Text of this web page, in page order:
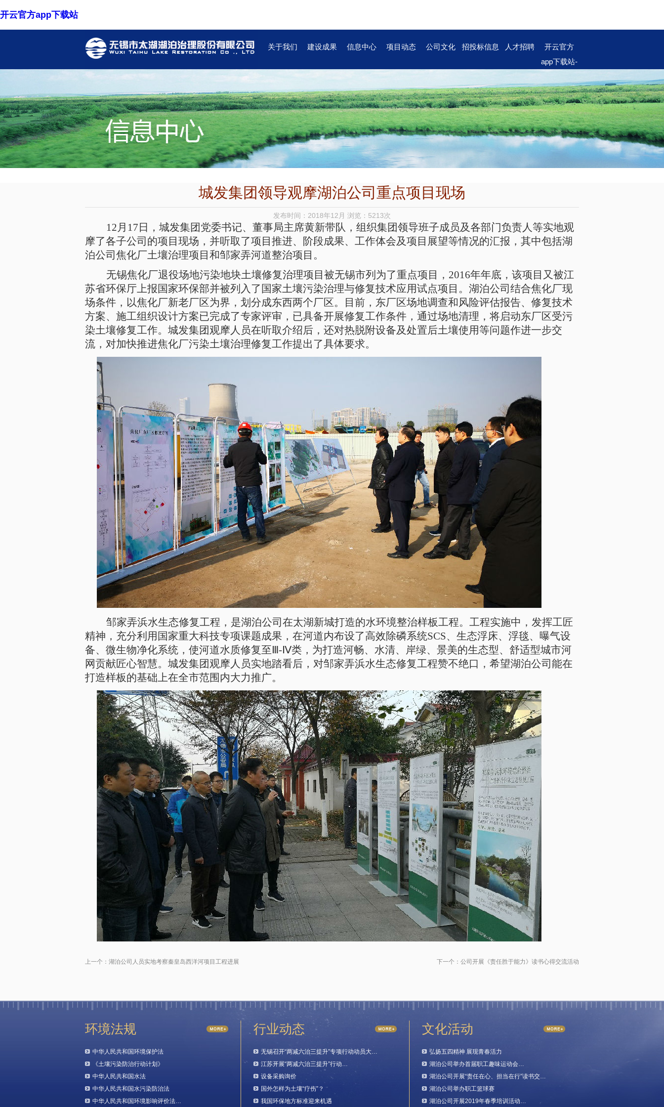
开云官方app下载站
关于我们 建设成果 信息中心 项目动态 公司文化 招投标信息 人才招聘
开云官方
app下载站-
国）
城发集团领导观摩湖泊公司重点项目现场
发布时间：2018年12月 浏览：5213次
12月17日，城发集团党委书记、董事局主席黄新带队，组织集团领导班子成员及各部门负责人等实地观
摩了各子公司的项目现场，并听取了项目推进、阶段成果、工作体会及项目展望等情况的汇报，其中包括湖
泊公司焦化厂土壤治理项目和邹家弄河道整治项目。
无锡焦化厂退役场地污染地块土壤修复治理项目被无锡市列为了重点项目，2016年年底，该项目又被江
苏省环保厅上报国家环保部并被列入了国家土壤污染治理与修复技术应用试点项目。湖泊公司结合焦化厂现
场条件，以焦化厂新老厂区为界，划分成东西两个厂区。目前，东厂区场地调查和风险评估报告、修复技术
方案、施工组织设计方案已完成了专家评审，已具备开展修复工作条件，通过场地清理，将启动东厂区受污
染土壤修复工作。城发集团观摩人员在听取介绍后，还对热脱附设备及处置后土壤使用等问题作进一步交
流，对加快推进焦化厂污染土壤治理修复工作提出了具体要求。
邹家弄浜水生态修复工程，是湖泊公司在太湖新城打造的水环境整治样板工程。工程实施中，发挥工匠
精神，充分利用国家重大科技专项课题成果，在河道内布设了高效除磷系统SCS、生态浮床、浮毯、曝气设
备、微生物净化系统，使河道水质修复至Ⅲ-Ⅳ类，为打造河畅、水清、岸绿、景美的生态型、舒适型城市河
网贡献匠心智慧。城发集团观摩人员实地踏看后，对邹家弄浜水生态修复工程赞不绝口，希望湖泊公司能在
打造样板的基础上在全市范围内大力推广。
上一个： 湖泊公司人员实地考察秦皇岛西洋河项目工程进展 下一个： 公司开展《责任胜于能力》读书心得交流活动
环境法规
中华人民共和国环境保护法
《土壤污染防治行动计划》
中华人民共和国水法
中华人民共和国水污染防治法
中华人民共和国环境影响评价法…
行业动态
无锡召开“两减六治三提升”专项行动动员大…
江苏开展“两减六治三提升”行动…
设备采购询价
国外怎样为土壤“疗伤”？
我国环保地方标准迎来机遇
文化活动
弘扬五四精神 展现青春活力
湖泊公司举办首届职工趣味运动会…
湖泊公司开展“责任在心、担当在行”读书交…
湖泊公司举办职工篮球赛
湖泊公司开展2019年春季培训活动…